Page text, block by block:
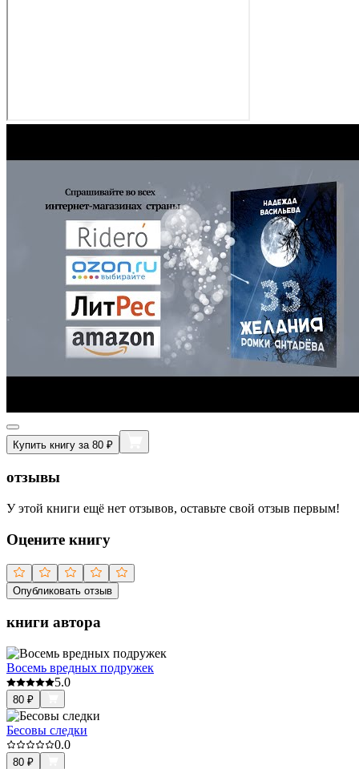
Купить книгу за 80 ₽
отзывы
У этой книги ещё нет отзывов, оставьте свой отзыв первым!
Оцените книгу
Опубликовать отзыв
книги автора
Восемь вредных подружек
5.0
80 ₽
Бесовы следки
0.0
80 ₽